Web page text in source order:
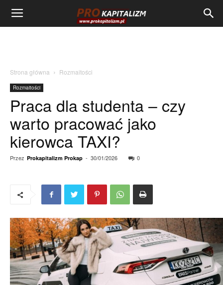
Strona główna Rozmaitości
Rozmaitości
Praca dla studenta – czy
warto pracować jako
kierowca TAXI?
Przez Prokapitalizm Prokap - 30/01/2026 0